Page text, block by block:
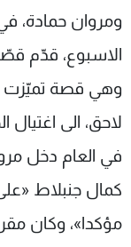
ومروان حمادة، في
الاسبوع، قدّم
وهي قصة تميّزت
لاحق، الى اغتيال
في العام دخل
كمال جنبلاط
مؤكدا»، وكان